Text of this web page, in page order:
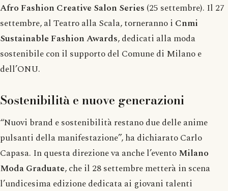
Afro Fashion Creative Salon Series (25 settembre). Il 27
settembre, al Teatro alla Scala, torneranno i Cnmi
Sustainable Fashion Awards, dedicati alla moda
sostenibile con il supporto del Comune di Milano e
dell’ONU.
Sostenibilità e nuove generazioni
“Nuovi brand e sostenibilità restano due delle anime
pulsanti della manifestazione”, ha dichiarato Carlo
Capasa. In questa direzione va anche l’eventoMilano
Moda Graduate, che il 28 settembre metterà in scena
l’undicesima edizione dedicata ai giovani talenti